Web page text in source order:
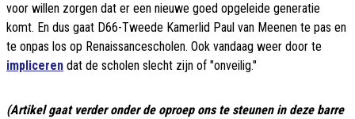
voor willen zorgen dat er een nieuwe goed opgeleide generatie
komt. En dus gaat D66-Tweede Kamerlid Paul van Meenen te pas en
te onpas los op Renaissancescholen. Ook vandaag weer door te
impliceren dat de scholen slecht zijn of "onveilig."
(Artikel gaat verder onder de oproep ons te steunen in deze barre